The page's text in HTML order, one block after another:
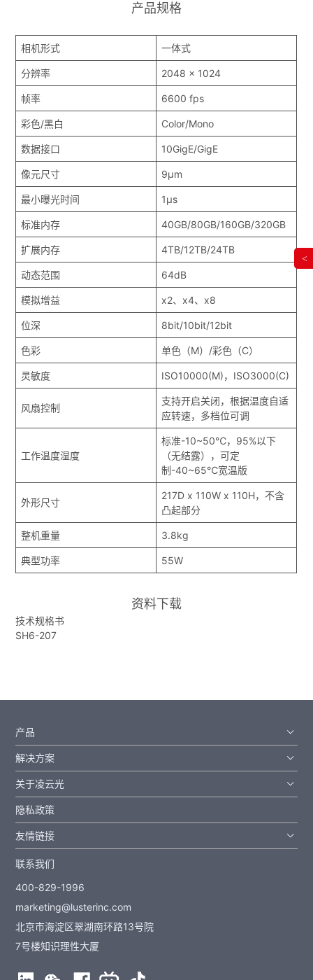
产品规格
相机形式 一体式
分辨率 2048 x 1024
帧率 6600 fps
彩色/黑白 Color/Mono
数据接口 10GigE/GigE
像元尺寸 9μm
最小曝光时间 1μs
标准内存 40GB/80GB/160GB/320GB
扩展内存 4TB/12TB/24TB
动态范围 64dB
模拟增益 x2、x4、x8
位深 8bit/10bit/12bit
色彩 单色（M）/彩色（C）
灵敏度 ISO10000(M)，ISO3000(C)
风扇控制
支持开启关闭，根据温度自适
应转速，多档位可调
工作温度湿度
标准-10~50℃，95%以下
（无结露），可定
制-40~65℃宽温版
外形尺寸
217D x 110W x 110H，不含
凸起部分
整机重量 3.8kg
典型功率 55W
资料下载
技术规格书
SH6-207
产品
解决方案
关于凌云光
隐私政策
友情链接
联系我们
400-829-1996
marketing@lusterinc.com
北京市海淀区翠湖南环路13号院
7号楼知识理性大厦
<